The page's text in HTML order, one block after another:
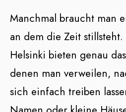
Manchmal braucht man
an dem die Zeit
Helsinki bieten genau
denen man verweilen,
sich einfach treiben